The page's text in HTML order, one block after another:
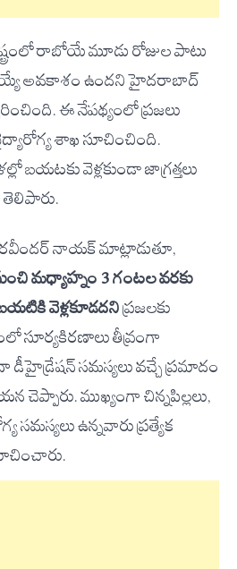
రాబోయే మూడు రోజుల పాటు
అవకాశం ఉందని హైదరాబాద్
ఈ నేపథ్యంలో ప్రజలు
శాఖ సూచించింది.
బయటకు వెళ్లకుండా జాగ్రత్తలు
రవీందర్ నాయక్ మాట్లాడుతూ,
మధ్యాహ్నం 3 గంటల వరకు
వెళ్లకూడదనిప్రజలకు
సూర్యకిరణాలు తీవ్రంగా
డీహైడ్రేషన్ సమస్యలు వచ్చే ప్రమాదం
చెప్పారు. ముఖ్యంగా చిన్నపిల్లలు,
సమస్యలు ఉన్నవారు ప్రత్యేక